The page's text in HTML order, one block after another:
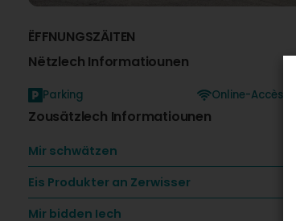
ËFFNUNGSZÄITEN
Nëtzlech Informatiounen
Parking Online-Accès
Zousätzlech Informatiounen
Mir schwätzen
Eis Produkter an Zerwisser
Mir bidden Iech